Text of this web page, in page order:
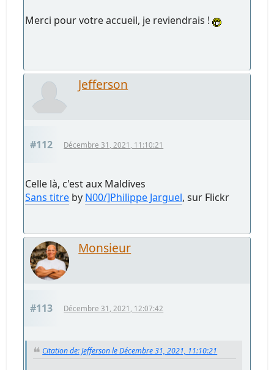
Merci pour votre accueil, je reviendrais !
Jefferson
#112 Décembre 31, 2021, 11:10:21
Celle là, c'est aux Maldives
Sans titre by N00/]Philippe Jarguel, sur Flickr
Monsieur
#113 Décembre 31, 2021, 12:07:42
Citation de: Jefferson le Décembre 31, 2021, 11:10:21